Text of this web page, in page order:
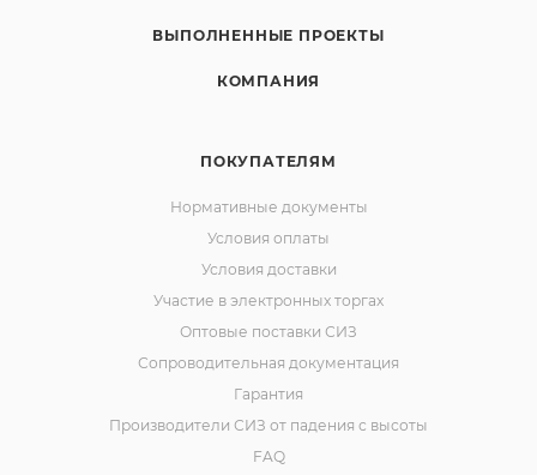
ВЫПОЛНЕННЫЕ ПРОЕКТЫ
КОМПАНИЯ
ПОКУПАТЕЛЯМ
Нормативные документы
Условия оплаты
Условия доставки
Участие в электронных торгах
Оптовые поставки СИЗ
Сопроводительная документация
Гарантия
Производители СИЗ от падения с высоты
FAQ